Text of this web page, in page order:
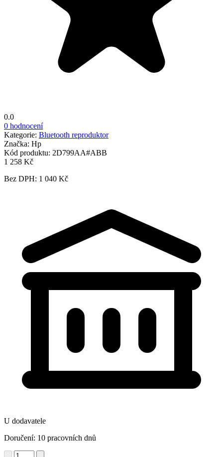
0.0
0 hodnocení
Kategorie: Bluetooth reproduktor
Značka: Hp
Kód produktu: 2D799AA#ABB
1 258 Kč
Bez DPH: 1 040 Kč
U dodavatele
Doručení: 10 pracovních dnů